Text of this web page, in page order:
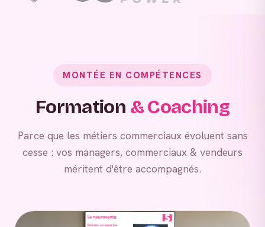
MONTÉE EN COMPÉTENCES
Formation & Coaching
Parce que les métiers commerciaux évoluent sans
cesse : vos managers, commerciaux & vendeurs
méritent d'être accompagnés.